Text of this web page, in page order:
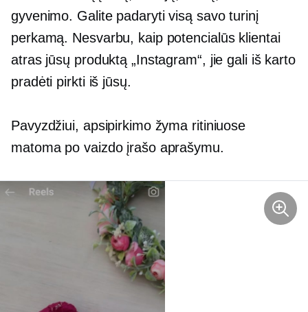
gyvenimo. Galite padaryti visą savo turinį
perkamą. Nesvarbu, kaip potencialūs klientai
atras jūsų produktą „Instagram“, jie gali iš karto
pradėti pirkti iš jūsų.
Pavyzdžiui, apsipirkimo žyma ritiniuose
matoma po vaizdo įrašo aprašymu.